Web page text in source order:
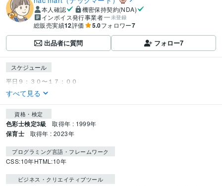
本人確認
機密保持契約(NDA)
インボイス発行事業者
未登録
総販売実績12評価 5.0フォロワー7
出品者に質問 フォロー7
スケジュール
すべて見る
資格・検定
色彩士検定3級 取得年 : 1999年
保育士 取得年 : 2023年
プログラミング言語・フレームワーク
CSS:10年HTML:10年
ビジネス・クリエイティブツール